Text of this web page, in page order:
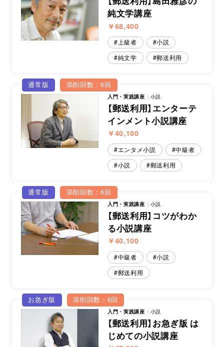
純文学講座
￥68,400
上級者
小説
純文学
郵送利用
通常版 添削回数：6回
入門・実践講座 小説
【郵送利用】エンターテ
インメント小説講座
￥40,100
エンタメ小説
中級者
小説
郵送利用
通常版 添削回数：6回
入門・実践講座 小説
【郵送利用】コツがわか
る小説講座
￥40,100
中級者
小説
郵送利用
お急ぎ版 添削回数：6回
入門・実践講座 小説
【郵送利用】お急ぎ版 は
じめての小説講座